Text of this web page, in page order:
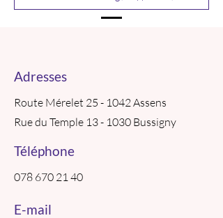
Adresses
Route Mérelet 25 - 1042 Assens
Rue du Temple 13 - 1030 Bussigny
Téléphone
078 670 21 40
E-mail